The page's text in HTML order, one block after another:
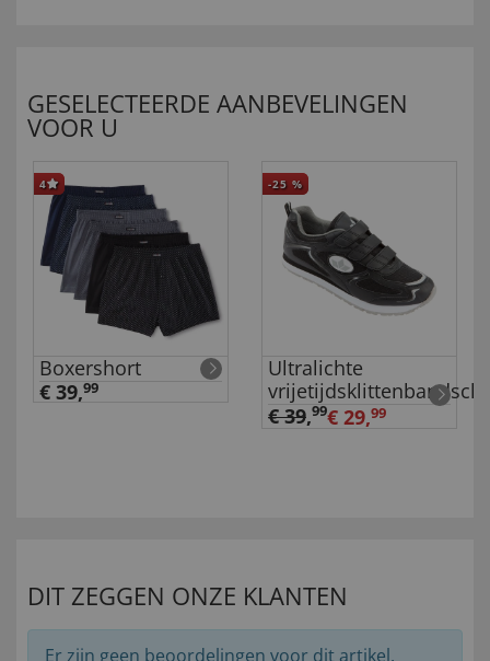
GESELECTEERDE AANBEVELINGEN
VOOR U
4
Boxershort
€ 39,99
-25 %
Ultralichte
€ 39,99€ 29,99
DIT ZEGGEN ONZE KLANTEN
Er zijn geen beoordelingen voor dit artikel.